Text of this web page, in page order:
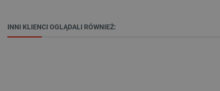
INNI KLIENCI OGLĄDALI RÓWNIEŻ: